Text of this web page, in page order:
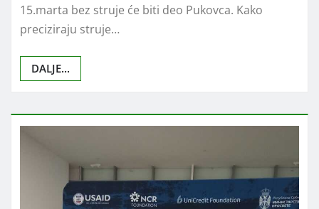
15.marta bez struje će biti deo Pukovca. Kako
preciziraju struje…
DALJE...